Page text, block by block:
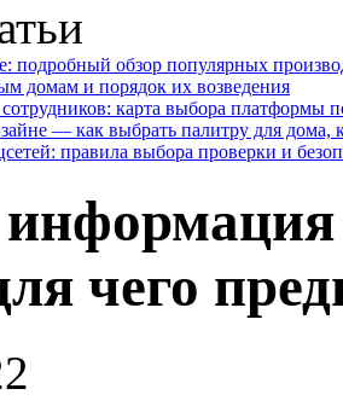
подробный обзор популярных
домам и порядок их возведения
карта выбора платформы
— как выбрать палитру для дома,
правила выбора проверки и
чего